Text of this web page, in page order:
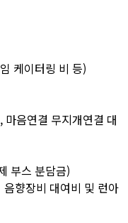
케이터링 비 등)
음연결 무지개연결 대
부스 분담금)
향장비 대여비 및 런아